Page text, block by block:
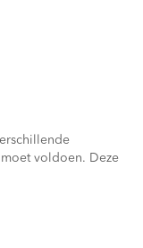
voldoen. Deze